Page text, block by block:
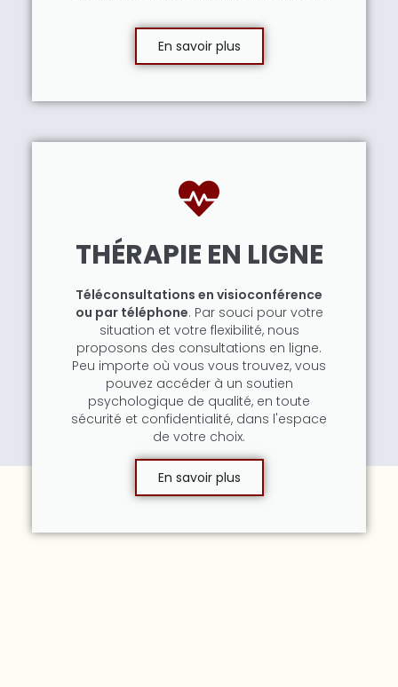
En savoir plus
THÉRAPIE EN LIGNE
Téléconsultations en visioconférence
ou par téléphone. Par souci pour votre
situation et votre flexibilité, nous
proposons des consultations en ligne.
Peu importe où vous vous trouvez, vous
pouvez accéder à un soutien
psychologique de qualité, en toute
sécurité et confidentialité, dans l'espace
de votre choix.
En savoir plus